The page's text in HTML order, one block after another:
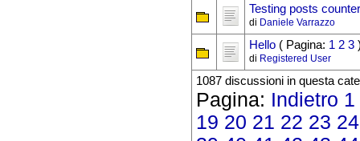
Testing posts counter
di Daniele Varrazzo
Hello( Pagina: 1 2 3
di Registered User
1087 discussioni in questa
Pagina: Indietro 1
19 20 21 22 23 24